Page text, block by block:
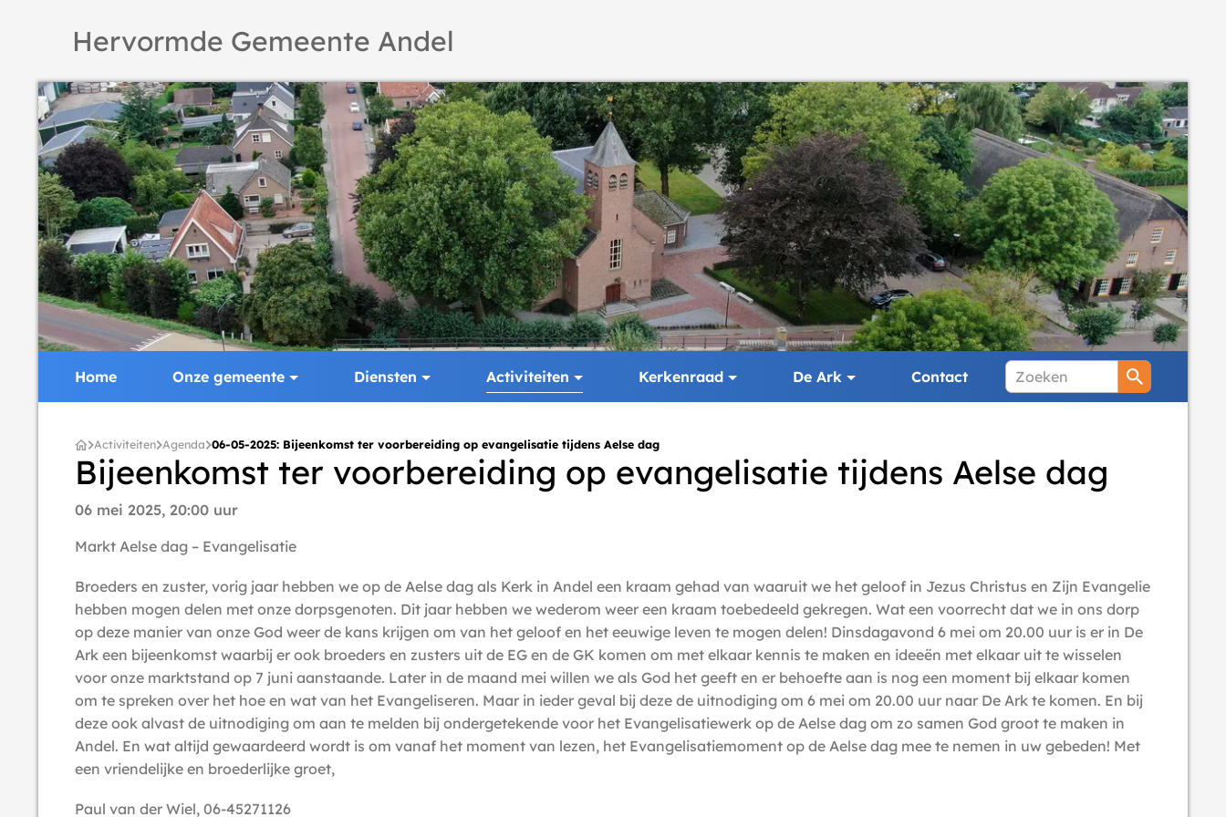
Hervormde Gemeente Andel
Home Onze gemeente Diensten Activiteiten Kerkenraad De Ark Contact
Activiteiten Agenda 06-05-2025: Bijeenkomst ter voorbereiding op evangelisatie tijdens Aelse dag
Bijeenkomst ter voorbereiding op evangelisatie tijdens Aelse dag
06 mei 2025, 20:00 uur
Markt Aelse dag – Evangelisatie
Broeders en zuster, vorig jaar hebben we op de Aelse dag als Kerk in Andel een kraam gehad van waaruit we het geloof in Jezus Christus en Zijn Evangelie
hebben mogen delen met onze dorpsgenoten. Dit jaar hebben we wederom weer een kraam toebedeeld gekregen. Wat een voorrecht dat we in ons dorp
op deze manier van onze God weer de kans krijgen om van het geloof en het eeuwige leven te mogen delen! Dinsdagavond 6 mei om 20.00 uur is er in De
Ark een bijeenkomst waarbij er ook broeders en zusters uit de EG en de GK komen om met elkaar kennis te maken en ideeën met elkaar uit te wisselen
voor onze marktstand op 7 juni aanstaande. Later in de maand mei willen we als God het geeft en er behoefte aan is nog een moment bij elkaar komen
om te spreken over het hoe en wat van het Evangeliseren. Maar in ieder geval bij deze de uitnodiging om 6 mei om 20.00 uur naar De Ark te komen. En bij
deze ook alvast de uitnodiging om aan te melden bij ondergetekende voor het Evangelisatiewerk op de Aelse dag om zo samen God groot te maken in
Andel. En wat altijd gewaardeerd wordt is om vanaf het moment van lezen, het Evangelisatiemoment op de Aelse dag mee te nemen in uw gebeden! Met
een vriendelijke en broederlijke groet,
Paul van der Wiel, 06-45271126